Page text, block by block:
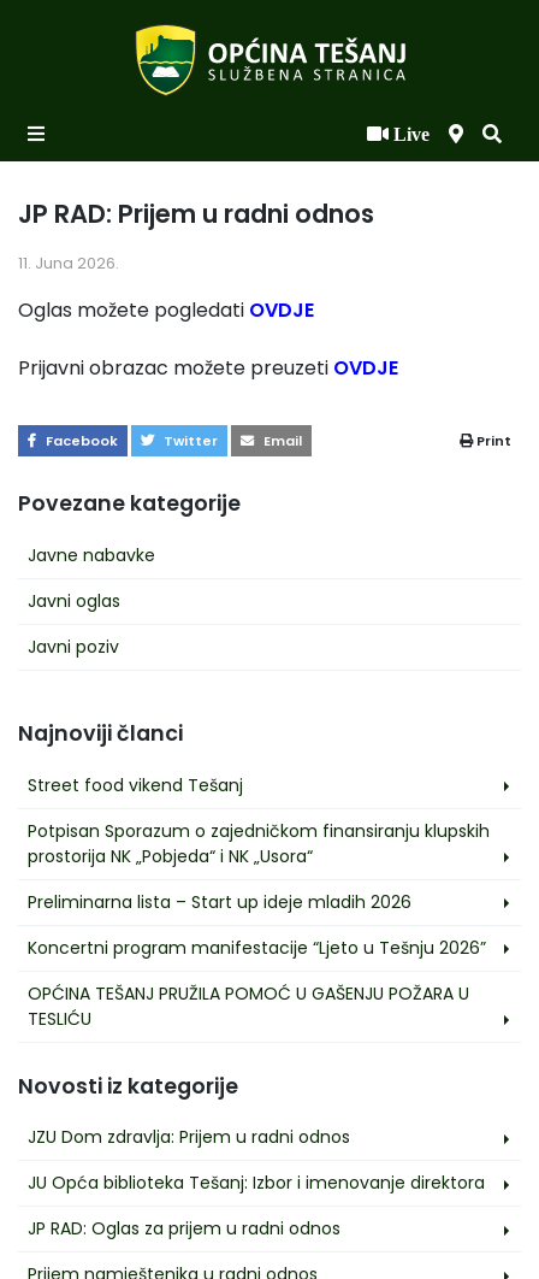
Live
Novosti po kategorijama
Podaci o Općini
Biznis
Uprava
Povezane kategorije
Javne nabavke
Javni oglas
Javni poziv
JP RAD: Prijem u radni odnos
11. Juna 2026.
Oglas možete pogledati OVDJE
Prijavni obrazac možete preuzeti OVDJE
Facebook Twitter Email Print
Najnoviji članci
Street food vikend Tešanj
Potpisan Sporazum o zajedničkom finansiranju klupskih
prostorija NK „Pobjeda“ i NK „Usora“
Preliminarna lista – Start up ideje mladih 2026
Koncertni program manifestacije “Ljeto u Tešnju 2026”
OPĆINA TEŠANJ PRUŽILA POMOĆ U GAŠENJU POŽARA U
TESLIĆU
Novosti iz kategorije
JZU Dom zdravlja: Prijem u radni odnos
JU Opća biblioteka Tešanj: Izbor i imenovanje direktora
JP RAD: Oglas za prijem u radni odnos